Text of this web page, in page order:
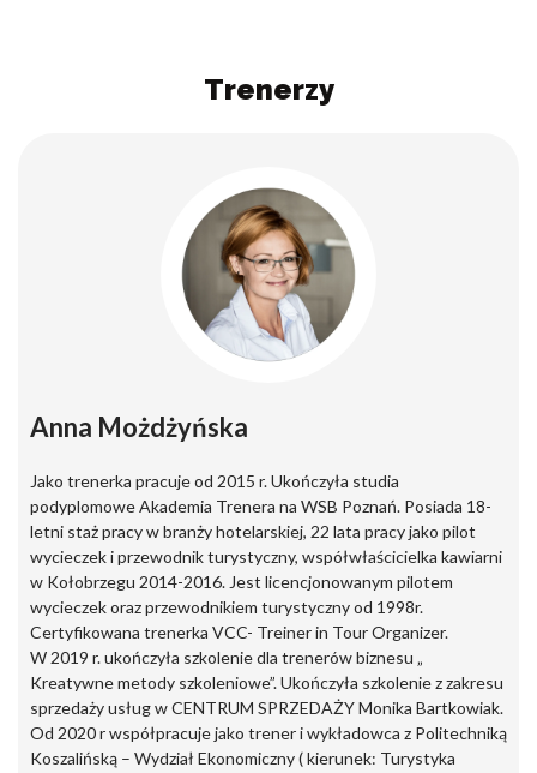
Trenerzy
Anna Możdżyńska
Jako trenerka pracuje od 2015 r. Ukończyła studia
podyplomowe Akademia Trenera na WSB Poznań. Posiada 18-
letni staż pracy w branży hotelarskiej, 22 lata pracy jako pilot
wycieczek i przewodnik turystyczny, współwłaścicielka kawiarni
w Kołobrzegu 2014-2016. Jest licencjonowanym pilotem
wycieczek oraz przewodnikiem turystyczny od 1998r.
Certyfikowana trenerka VCC- Treiner in Tour Organizer.
W 2019 r. ukończyła szkolenie dla trenerów biznesu „
Kreatywne metody szkoleniowe”. Ukończyła szkolenie z zakresu
sprzedaży usług w CENTRUM SPRZEDAŻY Monika Bartkowiak.
Od 2020 r współpracuje jako trener i wykładowca z Politechniką
Koszalińską – Wydział Ekonomiczny ( kierunek: Turystyka